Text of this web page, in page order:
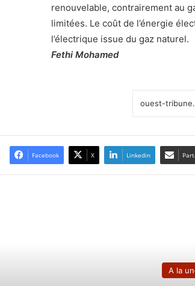
renouvelable, contrairement au
limitées. Le coût de l’énergie
l’électrique issue du gaz naturel.
Fethi Mohamed
Facebook X Linkedin